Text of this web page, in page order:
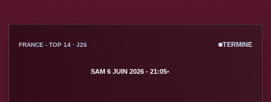
FRANCE - TOP 14 · J26 TERMINE
SAM 6 JUIN 2026 - 21:05